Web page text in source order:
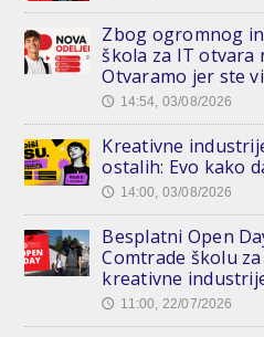
Zbog ogromnog
škola za IT otvara
Otvaramo jer ste
🕔 14:54, 03/08/2026
Kreativne
ostalih: Evo kako
🕔 14:00, 03/08/2026
Besplatni Open
Comtrade školu
kreativne
🕔 11:00, 22/07/2026